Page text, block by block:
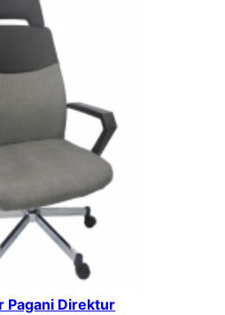
Pagani Direktur